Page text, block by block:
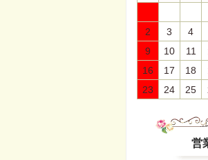
2
3 4
9
10 11
16
17 18
23
24 25
営